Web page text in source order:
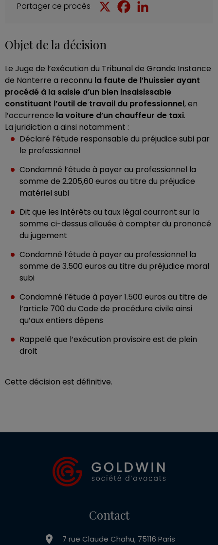
Partager ce procès
Objet de la décision
Le Juge de l’exécution du Tribunal de Grande Instance
de Nanterre a reconnu la faute de l’huissier ayant
procédé à la saisie d’un bien insaisissable
constituant l’outil de travail du professionnel, en
l’occurrence la voiture d’un chauffeur de taxi.
La juridiction a ainsi notamment :
Déclaré l’étude responsable du préjudice subi par
le professionnel
Condamné l’étude à payer au professionnel la
somme de 2.205,60 euros au titre du préjudice
matériel subi
Dit que les intérêts au taux légal courront sur la
somme ci-dessus allouée à compter du prononcé
du jugement
Condamné l’étude à payer au professionnel la
somme de 3.500 euros au titre du préjudice moral
subi
Condamné l’étude à payer 1.500 euros au titre de
l’article 700 du Code de procédure civile ainsi
qu’aux entiers dépens
Rappelé que l’exécution provisoire est de plein
droit
Cette décision est définitive.
Contact
7 rue Claude Chahu, 75116 Paris